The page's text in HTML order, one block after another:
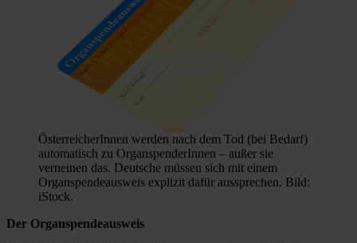
ÖsterreicherInnen werden nach dem Tod (bei Bedarf)
automatisch zu OrganspenderInnen – außer sie
verneinen das. Deutsche müssen sich mit einem
Organspendeausweis explizit dafür aussprechen. Bild:
iStock.
Der Organspendeausweis